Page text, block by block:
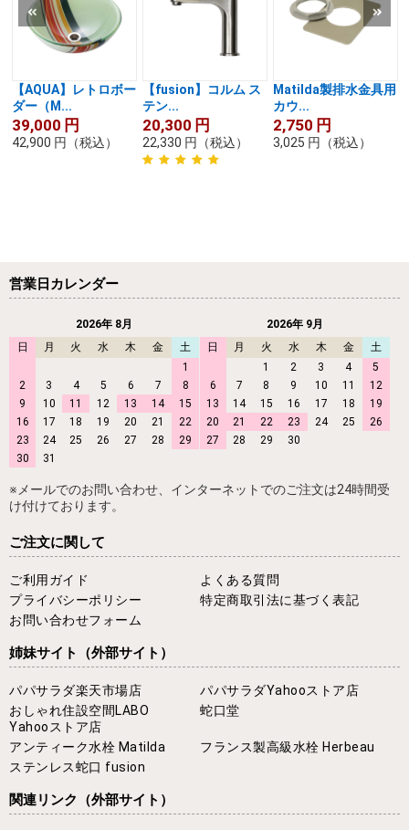
【AQUA】レトロボー
ダー（M...
39,000 円
42,900 円 （税込）
【fusion】コルム ス
テン...
20,300 円
22,330 円 （税込）
Matilda製排水金具用
カウ...
2,750 円
3,025 円 （税込）
営業日カレンダー
2026年 8月
日
月 火 水 木 金
土
1
2
3 4 5 6 7
8
9
10 11 12 13 14
15
16
17 18 19 20 21
22
23
24 25 26 27 28
29
30
31
2026年 9月
日
月 火 水 木 金
土
1
2 3 4
5
6
7 8 9 10 11
12
13
14 15 16 17 18
19
20
21 22 23 24 25
26
27
28 29 30
※メールでのお問い合わせ、インターネットでのご注文は24時間受
け付けております。
ご注文に関して
ご利用ガイド
よくある質問
プライバシーポリシー
特定商取引法に基づく表記
お問い合わせフォーム
姉妹サイト （外部サイト）
パパサラダ楽天市場店
パパサラダYahooストア店
おしゃれ住設空間LABO
Yahooストア店
蛇口堂
アンティーク水栓 Matilda
フランス製高級水栓 Herbeau
ステンレス蛇口 fusion
関連リンク （外部サイト）